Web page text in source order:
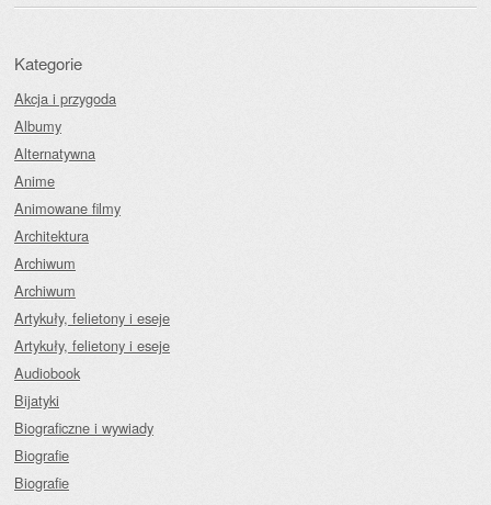
Kategorie
Akcja i przygoda
Albumy
Alternatywna
Anime
Animowane filmy
Architektura
Archiwum
Archiwum
Artykuły, felietony i eseje
Artykuły, felietony i eseje
Audiobook
Bijatyki
Biograficzne i wywiady
Biografie
Biografie